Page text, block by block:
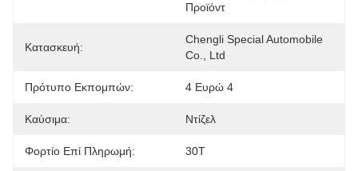
Προϊόντ
Κατασκευή:
Chengli Special Automobile
Co., Ltd
Πρότυπο Εκπομπών: 4 Ευρώ 4
Καύσιμα: Ντίζελ
Φορτίο Επί Πληρωμή: 30Τ